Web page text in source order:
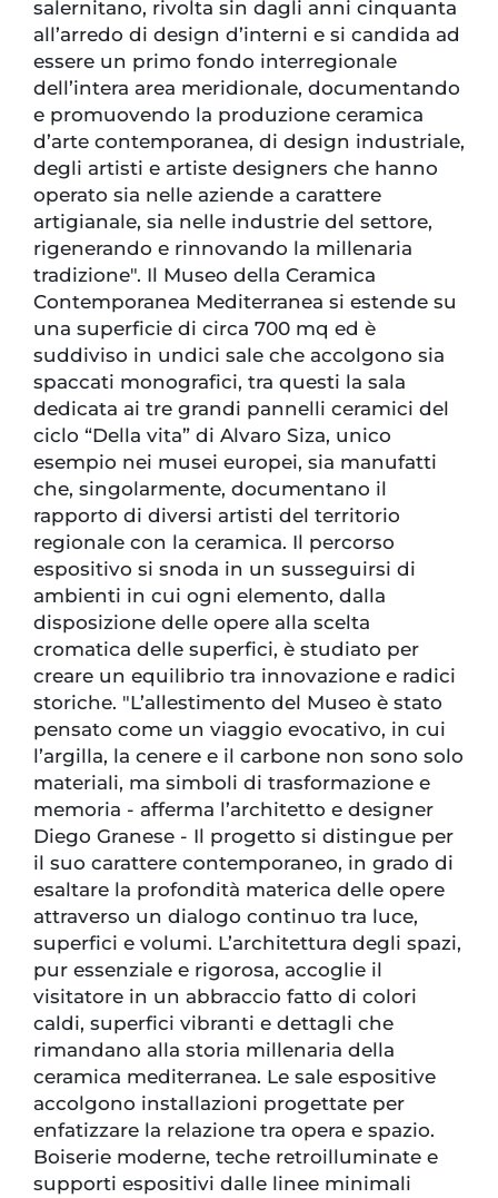
salernitano, rivolta sin dagli anni cinquanta
all’arredo di design d’interni e si candida ad
essere un primo fondo interregionale
dell’intera area meridionale, documentando
e promuovendo la produzione ceramica
d’arte contemporanea, di design industriale,
degli artisti e artiste designers che hanno
operato sia nelle aziende a carattere
artigianale, sia nelle industrie del settore,
rigenerando e rinnovando la millenaria
tradizione". Il Museo della Ceramica
Contemporanea Mediterranea si estende su
una superficie di circa 700 mq ed è
suddiviso in undici sale che accolgono sia
spaccati monografici, tra questi la sala
dedicata ai tre grandi pannelli ceramici del
ciclo “Della vita” di Alvaro Siza, unico
esempio nei musei europei, sia manufatti
che, singolarmente, documentano il
rapporto di diversi artisti del territorio
regionale con la ceramica. Il percorso
espositivo si snoda in un susseguirsi di
ambienti in cui ogni elemento, dalla
disposizione delle opere alla scelta
cromatica delle superfici, è studiato per
creare un equilibrio tra innovazione e radici
storiche. "L’allestimento del Museo è stato
pensato come un viaggio evocativo, in cui
l’argilla, la cenere e il carbone non sono solo
materiali, ma simboli di trasformazione e
memoria - afferma l’architetto e designer
Diego Granese - Il progetto si distingue per
il suo carattere contemporaneo, in grado di
esaltare la profondità materica delle opere
attraverso un dialogo continuo tra luce,
superfici e volumi. L’architettura degli spazi,
pur essenziale e rigorosa, accoglie il
visitatore in un abbraccio fatto di colori
caldi, superfici vibranti e dettagli che
rimandano alla storia millenaria della
ceramica mediterranea. Le sale espositive
accolgono installazioni progettate per
enfatizzare la relazione tra opera e spazio.
Boiserie moderne, teche retroilluminate e
supporti espositivi dalle linee minimali